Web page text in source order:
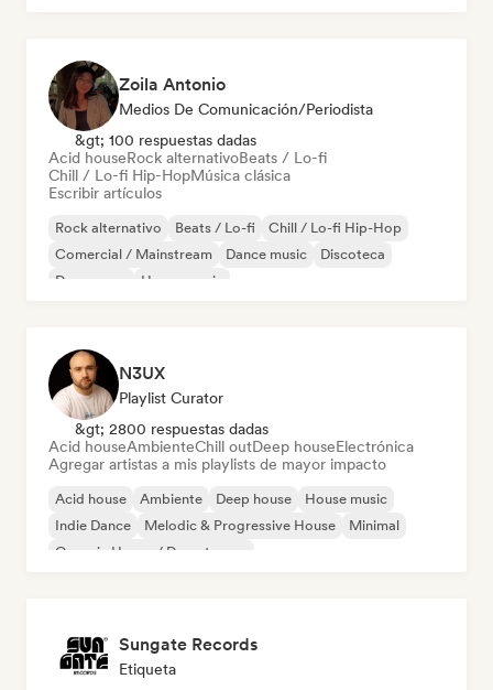
Zoila Antonio
Medios De Comunicación/Periodista
&gt; 100 respuestas dadas
Acid houseRock alternativoBeats / Lo-fi
Chill / Lo-fi Hip-HopMúsica clásica
Escribir artículos
Rock alternativo Beats / Lo-fi
Chill / Lo-fi Hip-Hop
Comercial / Mainstream
Dance music
Discoteca
Dream pop
House music
N3UX
Playlist Curator
&gt; 2800 respuestas dadas
Acid houseAmbienteChill outDeep houseElectrónica
Agregar artistas a mis playlists de mayor impacto
Acid house Ambiente Deep house
House music
Indie Dance
Melodic & Progressive House
Minimal
Organic House / Downtempo
Sungate Records
Etiqueta